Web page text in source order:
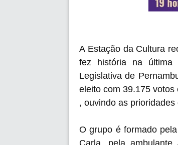
A Estação da Cultura
fez história na última
Legislativa de
eleito com 39.175
, ouvindo as prioridades
O grupo é formado
Carla, pela